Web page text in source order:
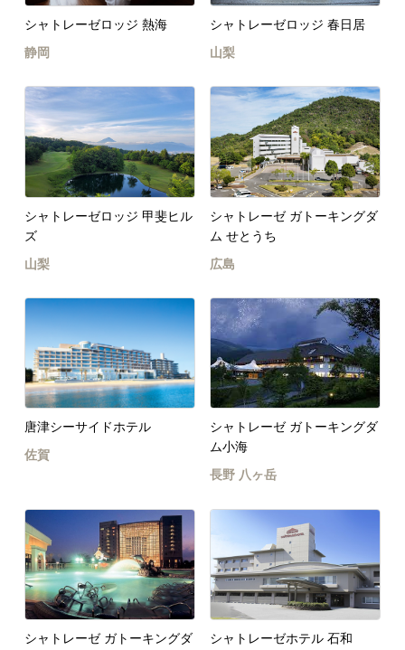
シャトレーゼロッジ 熱海
静岡
シャトレーゼロッジ 春日居
山梨
シャトレーゼロッジ 甲斐ヒル
ズ
山梨
シャトレーゼ ガトーキングダ
ム せとうち
広島
唐津シーサイドホテル
佐賀
シャトレーゼ ガトーキングダ
ム小海
長野 八ヶ岳
シャトレーゼ ガトーキングダ
シャトレーゼホテル 石和